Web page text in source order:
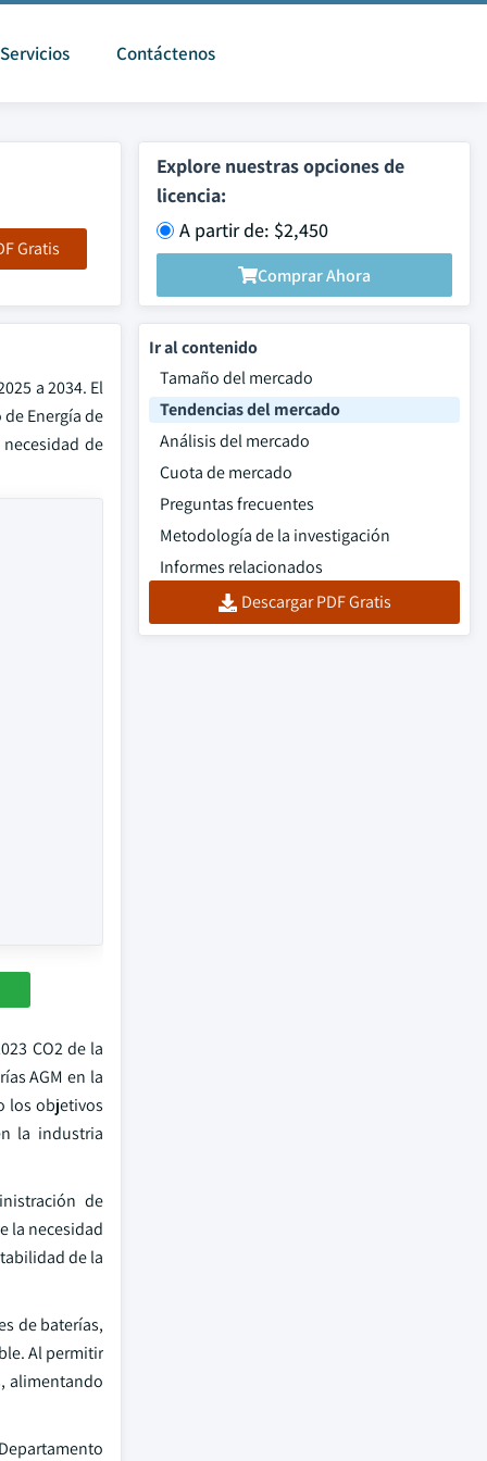
Contáctenos
Gratis
Explore nuestras opciones de
licencia:
A partir de: $2,450
Comprar Ahora
a 2034. El
Energía de
necesidad de
CO2 de la
AGM en la
los objetivos
la industria
de
la necesidad
de la
de baterías,
Al permitir
alimentando
Ir al contenido
Tamaño del mercado
Tendencias del mercado
Análisis del mercado
Cuota de mercado
Preguntas frecuentes
Metodología de la investigación
Informes relacionados
Descargar PDF Gratis